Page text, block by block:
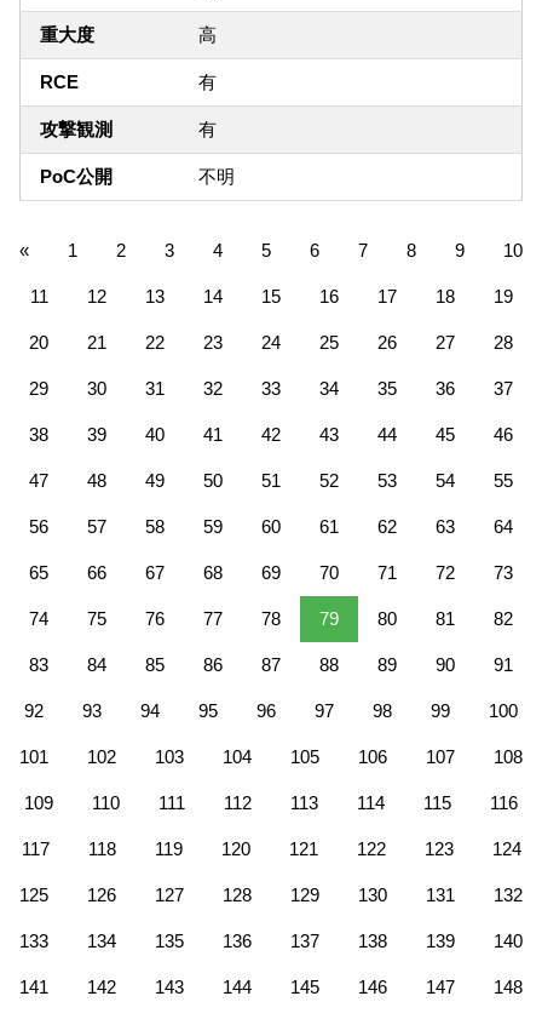
重大度 高
RCE 有
攻撃観測 有
PoC公開 不明
« 1 2 3 4 5 6 7 8 9 10
11 12 13 14 15 16 17 18 19
20 21 22 23 24 25 26 27 28
29 30 31 32 33 34 35 36 37
38 39 40 41 42 43 44 45 46
47 48 49 50 51 52 53 54 55
56 57 58 59 60 61 62 63 64
65 66 67 68 69 70 71 72 73
74 75 76 77 78 79 80 81 82
83 84 85 86 87 88 89 90 91
92 93 94 95 96 97 98 99 100
101 102 103 104 105 106 107 108
109 110 111 112 113 114 115 116
117 118 119 120 121 122 123 124
125 126 127 128 129 130 131 132
133 134 135 136 137 138 139 140
141 142 143 144 145 146 147 148